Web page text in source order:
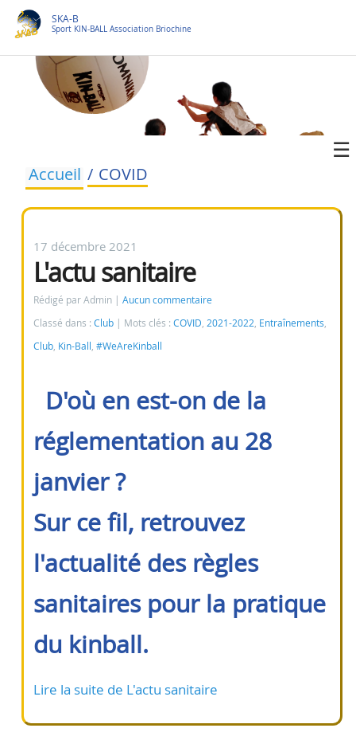
SKA-B
Sport KIN-BALL Association Briochine
Accueil COVID
17 décembre 2021
L'actu sanitaire
Rédigé par Admin
Aucun commentaire
Classé dans : Club Mots clés : COVID 2021-2022 Entraînements
Club Kin-Ball #WeAreKinball
D'où en est-on de la
réglementation au 28
janvier ?
Sur ce fil, retrouvez
l'actualité des règles
sanitaires pour la pratique
du kinball.
Lire la suite de L'actu sanitaire